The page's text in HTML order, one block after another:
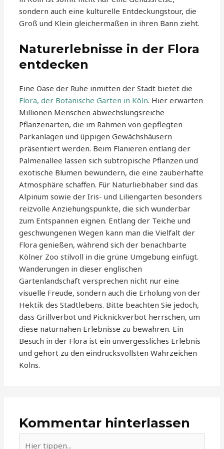
sondern auch eine kulturelle Entdeckungstour, die
Groß und Klein gleichermaßen in ihren Bann zieht.
Naturerlebnisse in der Flora
entdecken
Eine Oase der Ruhe inmitten der Stadt bietet die
Flora, der Botanische Garten in Köln. Hier erwarten
Millionen Menschen abwechslungsreiche
Pflanzenarten, die im Rahmen von gepflegten
Parkanlagen und üppigen Gewächshäusern
präsentiert werden. Beim Flanieren entlang der
Palmenallee lassen sich subtropische Pflanzen und
exotische Blumen bewundern, die eine zauberhafte
Atmosphäre schaffen. Für Naturliebhaber sind das
Alpinum sowie der Iris- und Liliengarten besonders
reizvolle Anziehungspunkte, die sich wunderbar
zum Entspannen eignen. Entlang der Teiche und
geschwungenen Wegen kann man die Vielfalt der
Flora genießen, während sich der benachbarte
Kölner Zoo stilvoll in die grüne Umgebung einfügt.
Wanderungen in dieser englischen
Gartenlandschaft versprechen nicht nur eine
visuelle Freude, sondern auch die Erholung von der
Hektik des Stadtlebens. Bitte beachten Sie jedoch,
dass Grillverbot und Picknickverbot herrschen, um
diese naturnahen Erlebnisse zu bewahren. Ein
Besuch in der Flora ist ein unvergessliches Erlebnis
und gehört zu den eindrucksvollsten Wahrzeichen
Kölns.
Kommentar hinterlassen